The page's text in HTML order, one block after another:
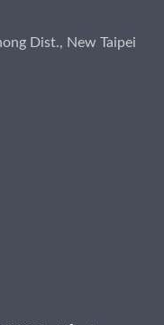
Dist., New Taipei